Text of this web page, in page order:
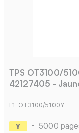
TPS OT3100/
42127405 -
L1-OT3100/5100Y
- 5000